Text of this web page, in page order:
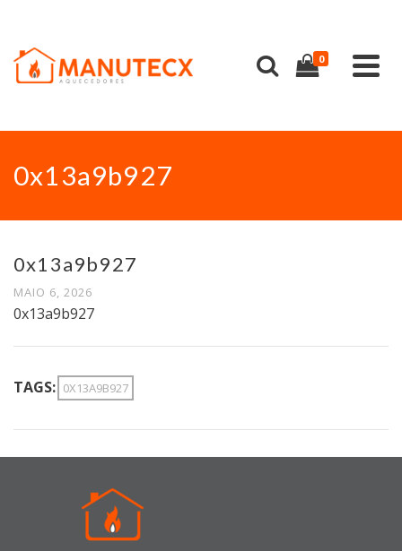
0
0x13a9b927
0x13a9b927
MAIO 6, 2026
0x13a9b927
TAGS: 0X13A9B927